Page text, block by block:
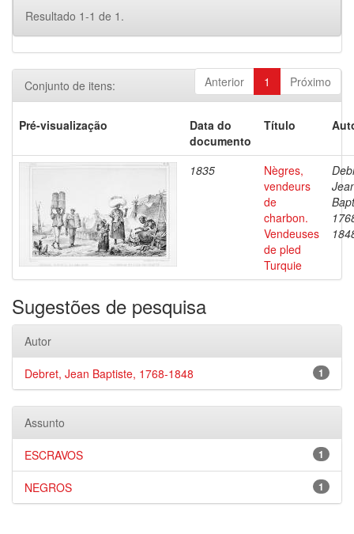
Resultado 1-1 de 1.
Anterior 1 Próximo
Conjunto de itens:
Pré-visualização
Data do
documento
Título
1835
Nègres,
vendeurs
de
charbon.
Vendeuses
de pled
Turquie
Sugestões de pesquisa
Autor
1
Debret, Jean Baptiste, 1768-1848
Assunto
1
ESCRAVOS
1
NEGROS